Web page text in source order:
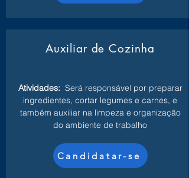
Auxiliar de Cozinha
Atividades: Será responsável por preparar
ingredientes, cortar legumes e carnes, e
também auxiliar na limpeza e organização
do ambiente de trabalho
Candidatar-se